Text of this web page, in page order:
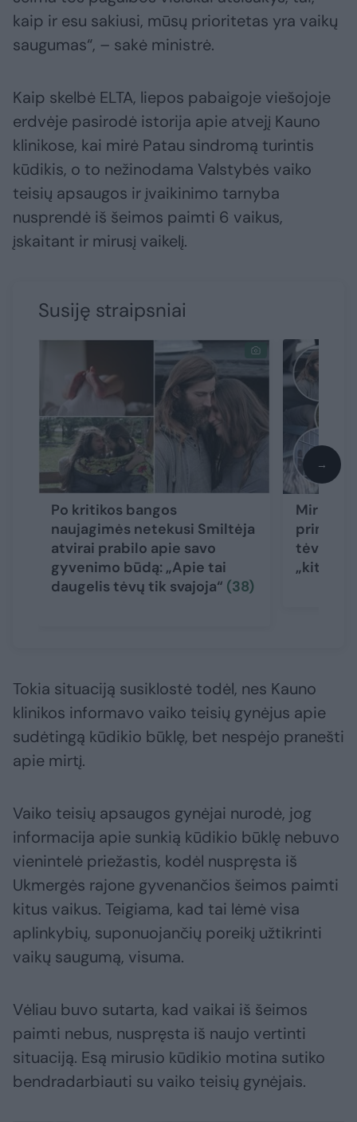
kaip ir esu sakiusi, mūsų prioritetas yra vaikų
saugumas“, – sakė ministrė.
Kaip skelbė ELTA, liepos pabaigoje viešojoje
erdvėje pasirodė istorija apie atvejį Kauno
klinikose, kai mirė Patau sindromą turintis
kūdikis, o to nežinodama Valstybės vaiko
teisių apsaugos ir įvaikinimo tarnyba
nusprendė iš šeimos paimti 6 vaikus,
įskaitant ir mirusį vaikelį.
Susiję straipsniai
Po kritikos bangos
naujagimės netekusi Smiltėja
atvirai prabilo apie savo
gyvenimo būdą: „Apie tai
daugelis tėvų tik svajoja“ (38)
Mirusio
priminė
tėvų
„kitokį“
→
Tokia situaciją susiklostė todėl, nes Kauno
klinikos informavo vaiko teisių gynėjus apie
sudėtingą kūdikio būklę, bet nespėjo pranešti
apie mirtį.
Vaiko teisių apsaugos gynėjai nurodė, jog
informacija apie sunkią kūdikio būklę nebuvo
vienintelė priežastis, kodėl nuspręsta iš
Ukmergės rajone gyvenančios šeimos paimti
kitus vaikus. Teigiama, kad tai lėmė visa
aplinkybių, suponuojančių poreikį užtikrinti
vaikų saugumą, visuma.
Vėliau buvo sutarta, kad vaikai iš šeimos
paimti nebus, nuspręsta iš naujo vertinti
situaciją. Esą mirusio kūdikio motina sutiko
bendradarbiauti su vaiko teisių gynėjais.